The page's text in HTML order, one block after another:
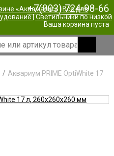
+7(903) 724-98-66
Ваша корзина пуста
Аквариум PRIME OptiWhite 17